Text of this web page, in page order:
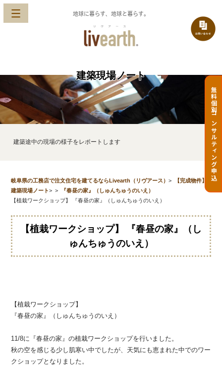
地球に暮らす、地球と暮らす。
無料個別コンサルティング申込
建築現場ノート
建築途中の現場の様子をレポートします
岐阜県の工務店で注文住宅を建てるならLivearth（リヴアース）>
建築現場ノート>
【完成物件】
『春昼の家』（しゅんちゅうのいえ）
>
【植栽ワークショップ】 『春昼の家』（しゅんちゅうのいえ）
【植栽ワークショップ】 『春昼の家』（し
ゅんちゅうのいえ）
【植栽ワークショップ】
『春昼の家』（しゅんちゅうのいえ）
11/8に『春昼の家』の植栽ワークショップを行いました。
秋の空を感じる少し肌寒い中でしたが、天気にも恵まれた中でのワー
クショップとなりました。